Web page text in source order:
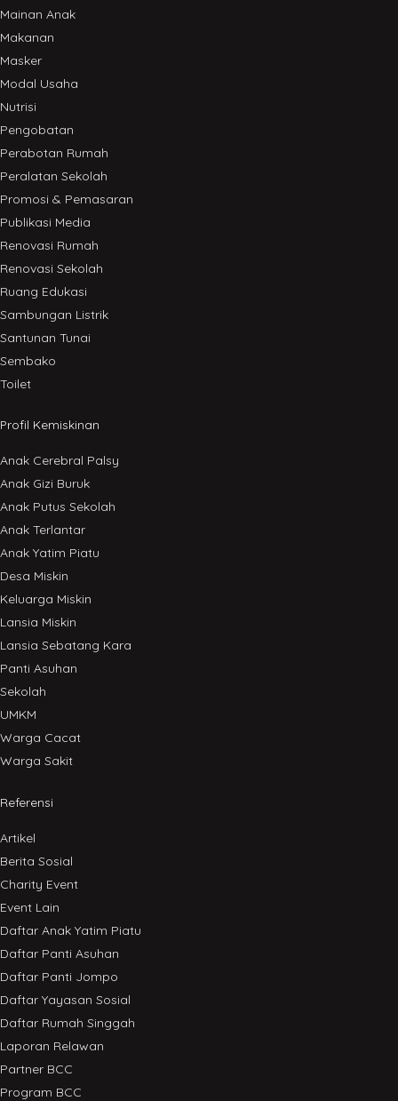
Mainan Anak
Makanan
Masker
Modal Usaha
Nutrisi
Pengobatan
Perabotan Rumah
Peralatan Sekolah
Promosi & Pemasaran
Publikasi Media
Renovasi Rumah
Renovasi Sekolah
Ruang Edukasi
Sambungan Listrik
Santunan Tunai
Sembako
Toilet
Profil Kemiskinan
Anak Cerebral Palsy
Anak Gizi Buruk
Anak Putus Sekolah
Anak Terlantar
Anak Yatim Piatu
Desa Miskin
Keluarga Miskin
Lansia Miskin
Lansia Sebatang Kara
Panti Asuhan
Sekolah
UMKM
Warga Cacat
Warga Sakit
Referensi
Artikel
Berita Sosial
Charity Event
Event Lain
Daftar Anak Yatim Piatu
Daftar Panti Asuhan
Daftar Panti Jompo
Daftar Yayasan Sosial
Daftar Rumah Singgah
Laporan Relawan
Partner BCC
Program BCC